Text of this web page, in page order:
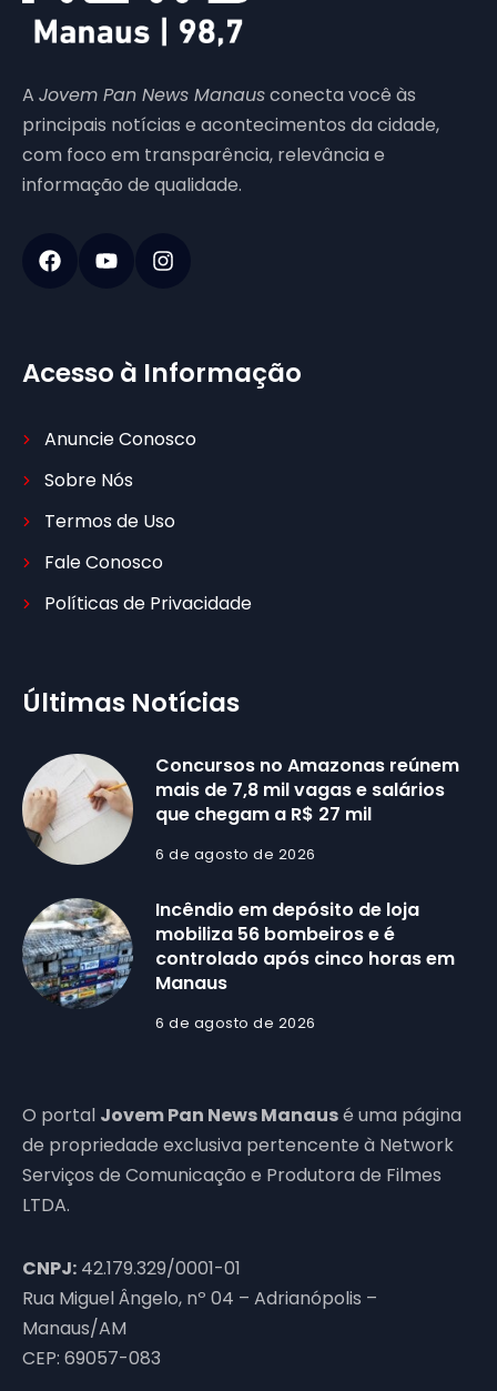
A Jovem Pan News Manausconecta você às
principais notícias e acontecimentos da cidade,
com foco em transparência, relevância e
informação de qualidade.
Acesso à Informação
Anuncie Conosco
Sobre Nós
Termos de Uso
Fale Conosco
Políticas de Privacidade
Últimas Notícias
Concursos no Amazonas reúnem
mais de 7,8 mil vagas e salários
que chegam a R$ 27 mil
6 de agosto de 2026
Incêndio em depósito de loja
mobiliza 56 bombeiros e é
controlado após cinco horas em
Manaus
6 de agosto de 2026
O portal Jovem Pan News Manausé uma página
de propriedade exclusiva pertencente à Network
Serviços de Comunicação e Produtora de Filmes
LTDA.
CNPJ: 42.179.329/0001-01
Rua Miguel Ângelo, nº 04 – Adrianópolis –
Manaus/AM
CEP: 69057-083